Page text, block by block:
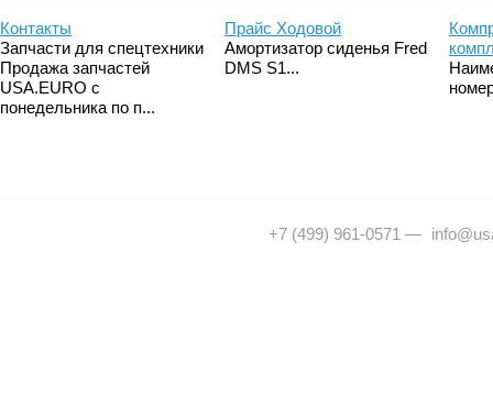
Контакты
Запчасти для спецтехники
Продажа запчастей
USA.EURO с
понедельника по п...
Прайс Ходовой
Амортизатор сиденья Fred
DMS S1...
+7 (499) 961-0571 —